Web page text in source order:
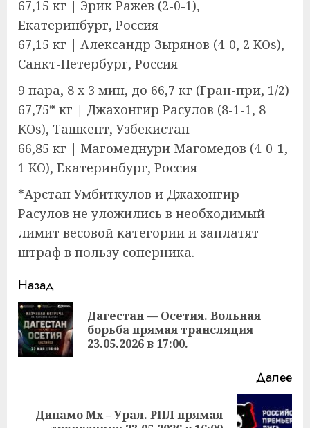
67,15 кг | Эрик Ражев (2-0-1),
Екатеринбург, Россия
67,15 кг | Александр Зырянов (4-0, 2 KOs),
Санкт-Петербург, Россия
9 пара, 8 x 3 мин, до 66,7 кг (Гран-при, 1/2)
67,75* кг | Джахонгир Расулов (8-1-1, 8
KOs), Ташкент, Узбекистан
66,85 кг | Магомеднури Магомедов (4-0-1,
1 KO), Екатеринбург, Россия
*Арстан Умбиткулов и Джахонгир
Расулов не уложились в необходимый
лимит весовой категории и заплатят
штраф в пользу соперника.
Продолжить
чтение
Назад
Дагестан — Осетия. Вольная
борьба прямая трансляция
23.05.2026 в 17:00.
Далее
Следующая
Динамо Мх – Урал. РПЛ прямая